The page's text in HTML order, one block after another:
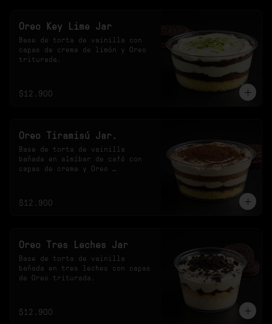
Oreo Key Lime Jar
Base de torta de vainilla con
capas de crema de limón y Oreo
triturada.
$12.900
Oreo Tiramisú Jar.
Base de torta de vainilla
bañada en almíbar de café con
capas de crema y Oreo
$12.900
Oreo Tres Leches Jar
Base de torta de vainilla
bañada en tres leches con capas
de Oreo triturada.
$12.900